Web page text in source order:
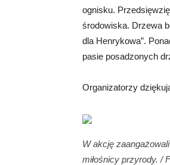
ognisku.
środowiska. Drzewa
dla Henrykowa”.
pasie posadzonych
Organizatorzy
W akcję
miłośnicy przyrody. /